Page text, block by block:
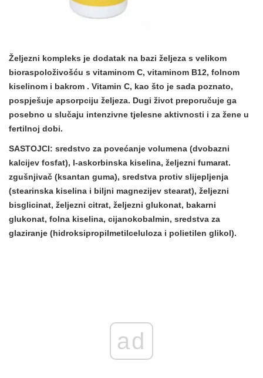
Željezni kompleks je dodatak na bazi željeza s velikom
bioraspoloživošću s vitaminom C, vitaminom B12, folnom
kiselinom i bakrom . Vitamin C, kao što je sada poznato,
pospješuje apsorpciju željeza. Dugi život preporučuje ga
posebno u slučaju intenzivne tjelesne aktivnosti i za žene u
fertilnoj dobi.
SASTOJCI: sredstvo za povećanje volumena (dvobazni
kalcijev fosfat), l-askorbinska kiselina, željezni fumarat.
zgušnjivač (ksantan guma), sredstva protiv slijepljenja
(stearinska kiselina i biljni magnezijev stearat), željezni
bisglicinat, željezni citrat, željezni glukonat, bakarni
glukonat, folna kiselina, cijanokobalmin, sredstva za
glaziranje (hidroksipropilmetilceluloza i polietilen glikol).
ad